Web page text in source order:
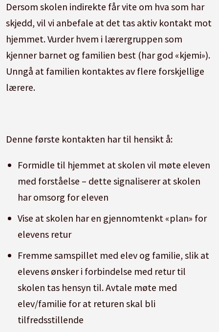
Dersom skolen indirekte får vite om hva som har
skjedd, vil vi anbefale at det tas aktiv kontakt mot
hjemmet. Vurder hvem i lærergruppen som
kjenner barnet og familien best (har god «kjemi»).
Unngå at familien kontaktes av flere forskjellige
lærere.
Denne første kontakten har til hensikt å:
Formidle til hjemmet at skolen vil møte eleven
med forståelse – dette signaliserer at skolen
har omsorg for eleven
Vise at skolen har en gjennomtenkt «plan» for
elevens retur
Fremme samspillet med elev og familie, slik at
elevens ønsker i forbindelse med retur til
skolen tas hensyn til. Avtale møte med
elev/familie for at returen skal bli
tilfredsstillende